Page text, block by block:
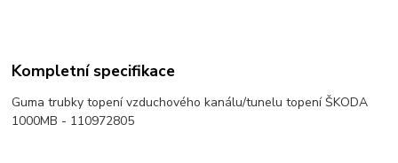
Kompletní specifikace
Guma trubky topení vzduchového kanálu/tunelu topení ŠKODA
1000MB - 110972805